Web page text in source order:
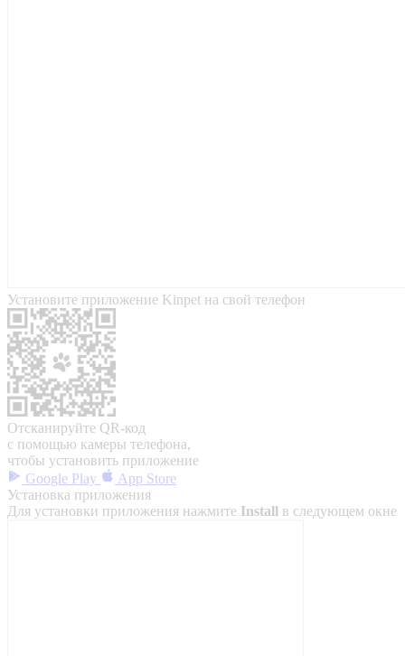
Установите приложение Kinpet на свой телефон
Отсканируйте QR-код
с помощью камеры телефона,
чтобы установить приложение
Google Play
App Store
Установка приложения
Для установки приложения нажмите Install в следующем окне